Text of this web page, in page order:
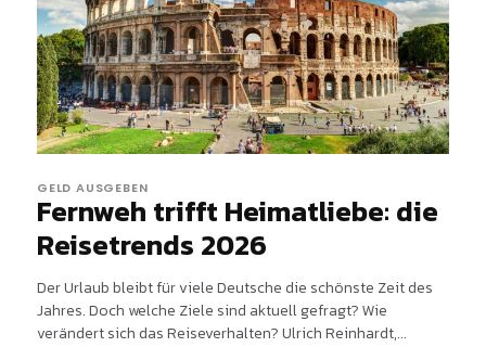
GELD AUSGEBEN
Fernweh trifft Heimatliebe: die
Reisetrends 2026
Der Urlaub bleibt für viele Deutsche die schönste Zeit des
Jahres. Doch welche Ziele sind aktuell gefragt? Wie
verändert sich das Reiseverhalten? Ulrich Reinhardt,...